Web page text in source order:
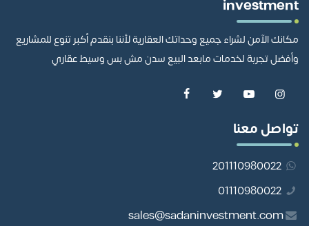
investment
مكانك الآمن لشراء جميع وحداتك العقارية لأننا بنقدم أكبر تنوع للمشاريع
وأفضل تجربة لخدمات مابعد البيع سدن مش بس وسيط عقاري
تواصل معنا
201110980022
01110980022
sales@sadaninvestment.com